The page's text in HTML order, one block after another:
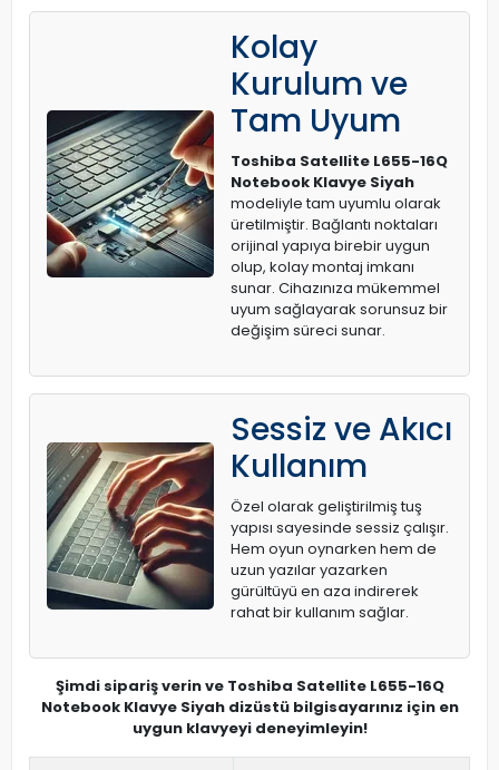
Kolay
Kurulum ve
Tam Uyum
Toshiba Satellite L655-16Q
Notebook Klavye Siyah
modeliyle tam uyumlu olarak
üretilmiştir. Bağlantı noktaları
orijinal yapıya birebir uygun
olup, kolay montaj imkanı
sunar. Cihazınıza mükemmel
uyum sağlayarak sorunsuz bir
değişim süreci sunar.
Sessiz ve Akıcı
Kullanım
Özel olarak geliştirilmiş tuş
yapısı sayesinde sessiz çalışır.
Hem oyun oynarken hem de
uzun yazılar yazarken
gürültüyü en aza indirerek
rahat bir kullanım sağlar.
Şimdi sipariş verin ve Toshiba Satellite L655-16Q
Notebook Klavye Siyah dizüstü bilgisayarınız için en
uygun klavyeyi deneyimleyin!